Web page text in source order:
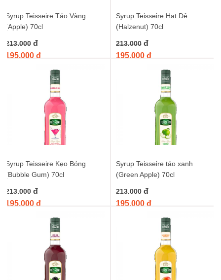
syrup
Syrup Teisseire Táo Vàng
(Apple) 70cl
213.000 đ
195.000 đ
Syrup Teisseire Hạt Dẻ
(Halzenut) 70cl
213.000 đ
195.000 đ
Syrup Teisseire Kẹo Bóng
(Bubble Gum) 70cl
213.000 đ
195.000 đ
Syrup Teisseire táo xanh
(Green Apple) 70cl
213.000 đ
195.000 đ